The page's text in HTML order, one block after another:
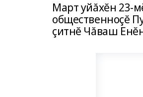
Март уйăхĕн 23-
общественноçĕ
çитнĕ Чăваш